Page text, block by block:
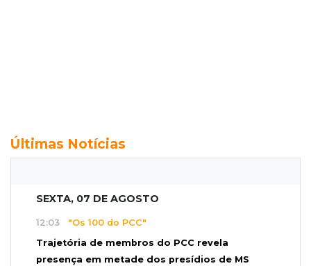
Últimas Notícias
SEXTA, 07 DE AGOSTO
12:03 "Os 100 do PCC"
Trajetória de membros do PCC revela
presença em metade dos presídios de MS